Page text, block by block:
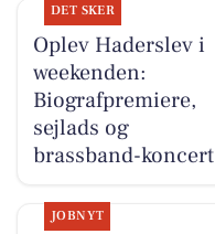
DET SKER
Oplev Haderslev i
weekenden:
Biografpremiere,
sejlads og
brassband-koncert
JOBNYT